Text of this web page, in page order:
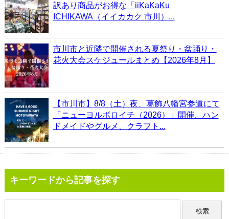
訳あり商品がお得な「iiKaKaKu
ICHIKAWA（イイカカク 市川）...
市川市と近隣で開催される夏祭り・盆踊り・
花火大会スケジュールまとめ【2026年8月】
【市川市】8/8（土）夜、葛飾八幡宮参道にて
「ニューヨルボロイチ（2026）」開催、ハン
ドメイドやグルメ、クラフト...
キーワードから記事を探す